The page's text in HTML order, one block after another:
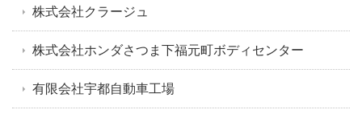
株式会社クラージュ
株式会社ホンダさつま下福元町ボディセンター
有限会社宇都自動車工場